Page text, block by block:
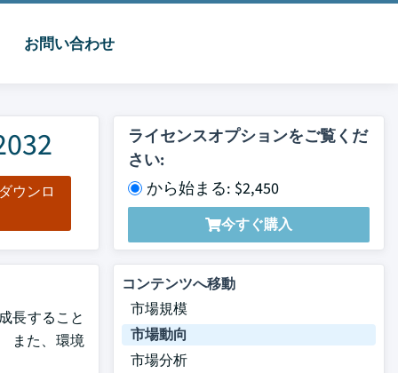
お問い合わせ
ウンロ
ライセンスオプションをご覧くだ
さい:
から始まる: $2,450
今すぐ購入
長すること
また、環境
コンテンツへ移動
市場規模
市場動向
市場分析